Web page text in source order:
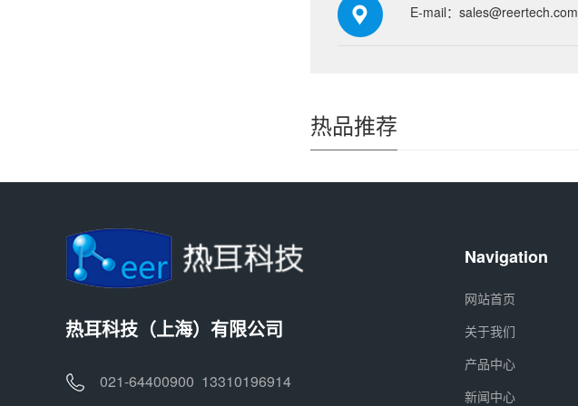
E-mail：sales@reertech.com
热品推荐
热耳科技（上海）有限公司
021-64400900 13310196914
Navigation
网站首页
关于我们
产品中心
新闻中心